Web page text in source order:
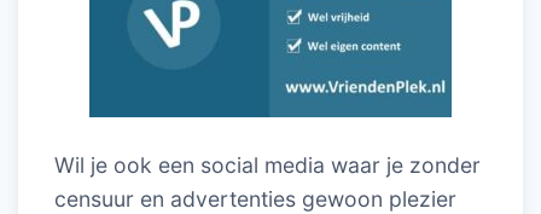
Wil je ook een social media waar je zonder
censuur en advertenties gewoon plezier